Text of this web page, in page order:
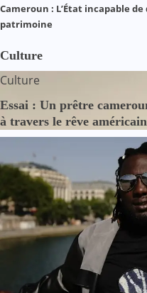
Cameroun : L’État incapable
patrimoine
Culture
Culture
Essai : Un prêtre
à travers le rêve américain